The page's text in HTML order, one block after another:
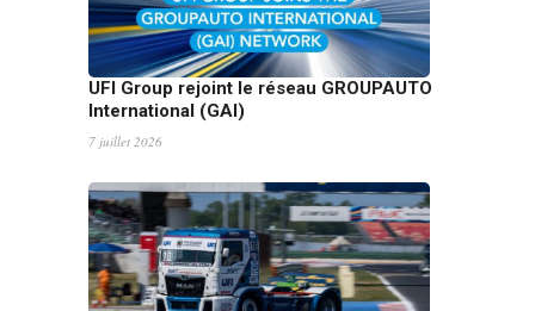
UFI Group rejoint le réseau GROUPAUTO
International (GAI)
7 juillet 2026